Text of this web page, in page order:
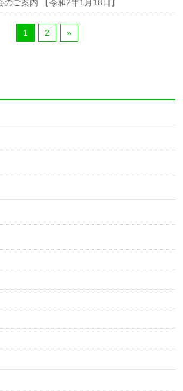
ご案内 【令和2年1月18日】
1 2 »